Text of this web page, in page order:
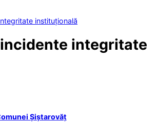
instituțională
integritate
Șiștarovăț